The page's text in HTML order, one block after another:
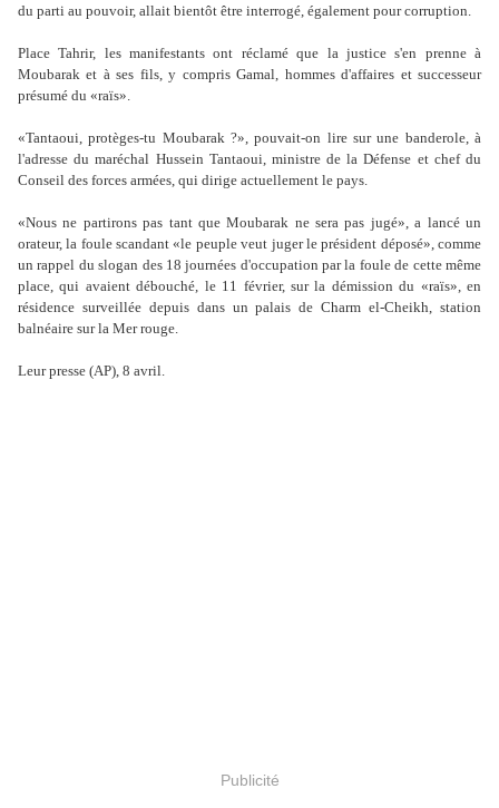
du parti au pouvoir, allait bientôt être interrogé, également pour corruption.
Place Tahrir, les manifestants ont réclamé que la justice s'en prenne à
Moubarak et à ses fils, y compris Gamal, hommes d'affaires et successeur
présumé du «raïs».
«Tantaoui, protèges-tu Moubarak ?», pouvait-on lire sur une banderole, à
l'adresse du maréchal Hussein Tantaoui, ministre de la Défense et chef du
Conseil des forces armées, qui dirige actuellement le pays.
«Nous ne partirons pas tant que Moubarak ne sera pas jugé», a lancé un
orateur, la foule scandant «le peuple veut juger le président déposé», comme
un rappel du slogan des 18 journées d'occupation par la foule de cette même
place, qui avaient débouché, le 11 février, sur la démission du «raïs», en
résidence surveillée depuis dans un palais de Charm el-Cheikh, station
balnéaire sur la Mer rouge.
Leur presse (AP), 8 avril.
Publicité